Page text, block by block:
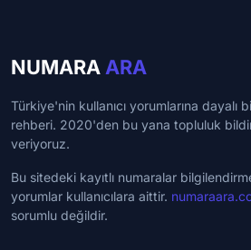
NUMARA ARA
Türkiye'nin kullanıcı yorumlarına dayalı
rehberi. 2020'den bu yana topluluk
veriyoruz.
Bu sitedeki kayıtlı numaralar
yorumlar kullanıcılara aittir.
sorumlu değildir.